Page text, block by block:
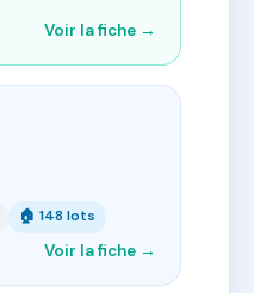
Voir la fiche →
🏠 148 lots
Voir la fiche →